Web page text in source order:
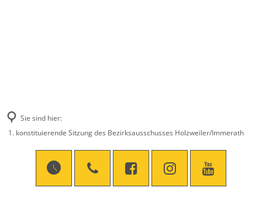
Sie sind hier:
1. konstituierende Sitzung des Bezirksausschusses Holzweiler/Immerath